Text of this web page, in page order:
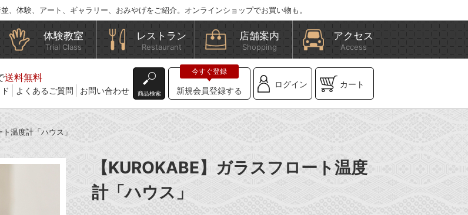
体験、アート、ギャラリー、おみやげをご紹介。オンラインショップでお買い物も。
体験教室
Trial Class
レストラン
Restaurant
店舗案内
Shopping
アクセス
Access
送料無料
よくあるご質問 お問い合わせ 商品検索 新規会員登録する
ログイン カート
温度計「ハウス」
【KUROKABE】ガラスフロート温度
計「ハウス」